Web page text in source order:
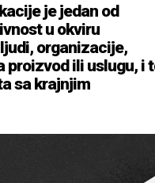
je jedan od
u okviru
organizacije,
proizvod ili uslugu, i
sa krajnjim